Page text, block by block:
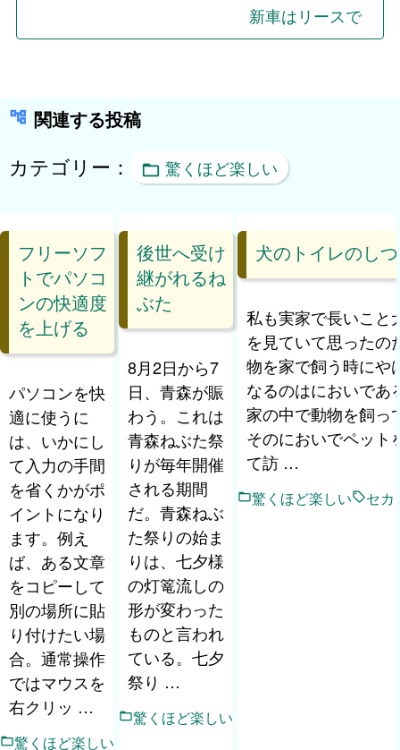
ー
ョ
ン
新車はリースで
関連する投稿
カテゴリー： 驚くほど楽しい
フリーソフ
トでパソコ
ンの快適度
を上げる
パソコンを快
適に使うに
は、いかにし
て入力の手間
を省くかがポ
イントになり
ます。例え
ば、ある文章
をコピーして
別の場所に貼
り付けたい場
合。通常操作
ではマウスを
右クリッ …
驚くほど楽しい
後世へ受け
継がれるね
ぶた
8月2日から7
日、青森が賑
わう。これは
青森ねぶた祭
りが毎年開催
される期間
だ。青森ねぶ
た祭りの始ま
りは、七夕様
の灯篭流しの
形が変わった
ものと言われ
ている。七夕
祭り …
驚くほど楽しい
犬のトイレのし
私も実家で長いこと
を見ていて思ったの
物を家で飼う時にや
なるのはにおいであ
家の中で動物を飼っ
そのにおいでペット
て訪 …
驚くほど楽しい セカ